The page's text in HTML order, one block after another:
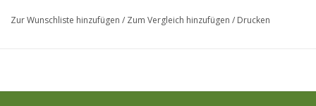
Zur Wunschliste hinzufügen / Zum Vergleich hinzufügen / Drucken